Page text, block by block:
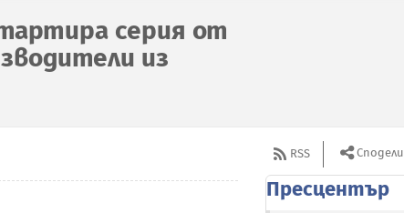
серия от
из
RSS Сподели
Пресцентър